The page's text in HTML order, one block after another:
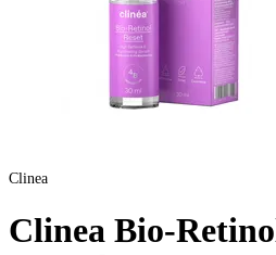
Clinea
Clinea Bio-